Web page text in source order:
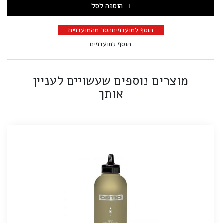
הוספה לסל
הוסף למועדפיםהסר מהמועדפים
הוסף למועדפים
מוצרים נוספים שעשויים לעניין
אותך